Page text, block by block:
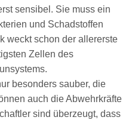
sensibel. Sie muss ein
und Schadstoffen
weckt schon der allererste
Zellen des
besonders sauber, die
auch die Abwehrkräfte
sind überzeugt, dass